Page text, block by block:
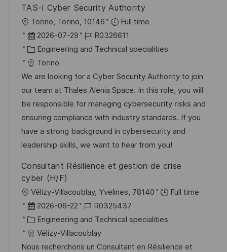
g
e
r
ö
f
f
e
n
t
l
i
c
h
u
n
g
e
TAS-I Cyber Security Authority
O
r
t
Torino, Torino, 10146
Full time
D
a
t
u
m
d
e
r
V
r
ö
f
n
2026-07-29
J
o
-
I
D
R0326611
K
a
t
e
g
o
r
i
Engineering and Technical specialities
Torino
We are looking for a Cyber Security Authority to join
our team at Thales Alenia Space. In this role, you will
be responsible for managing cybersecurity risks and
ensuring compliance with industry standards. If you
have a strong background in cybersecurity and
leadership skills, we want to hear from you!
Consultant Résilience et gestion de crise
cyber (H/F)
O
r
t
Vélizy-Villacoublay, Yvelines, 78140
Full time
D
a
t
u
2026-06-22
J
o
b
-
R0325437
K
a
t
Engineering and Technical specialities
Vélizy-Villacoublay
Nous recherchons un Consultant en Résilience et